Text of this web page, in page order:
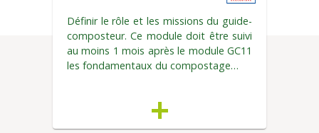
Définir le rôle et les missions du guide-
composteur. Ce module doit être suivi
au moins 1 mois après le module GC11
les fondamentaux du compostage…
+